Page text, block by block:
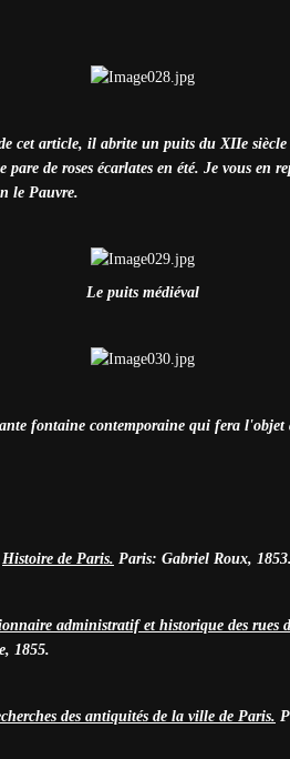
cet article, il abrite un puits du XIIe
pare de roses écarlates en été. Je vous en
le Pauvre.
Le puits médiéval
fontaine contemporaine qui fera
Histoire de Paris. Paris: Gabriel Roux,
administratif et historique des rues
1855.
des antiquités de la ville de Paris.